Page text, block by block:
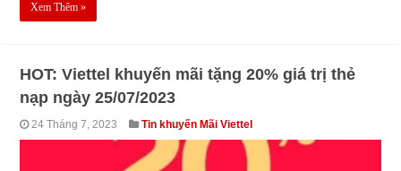
Xem Thêm »
HOT: Viettel khuyến mãi tặng 20% giá trị thẻ
nạp ngày 25/07/2023
24 Tháng 7, 2023 Tin khuyến Mãi Viettel